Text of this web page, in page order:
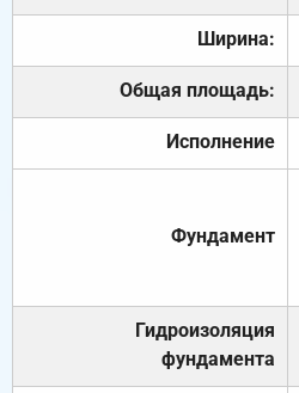
Ширина:
Общая площадь:
Исполнение
Фундамент
Гидроизоляция
фундамента